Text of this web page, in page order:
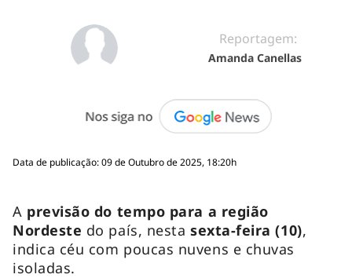
Reportagem:
Amanda Canellas
Data de publicação: 09 de Outubro de 2025, 18:20h
A previsão do tempo para a região
Nordeste do país, nesta sexta-feira (10),
indica céu com poucas nuvens e chuvas
isoladas.